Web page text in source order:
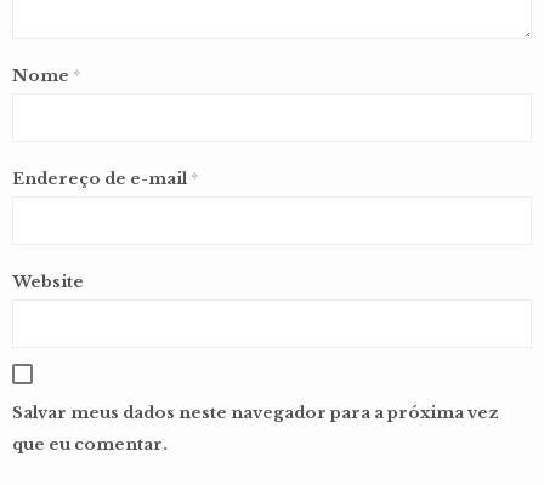
Nome *
Endereço de e-mail *
Website
Salvar meus dados neste navegador para a próxima vez
que eu comentar.